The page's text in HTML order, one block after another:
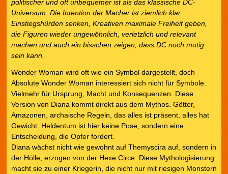
politischer und oft unbequemer ist als das klassische DC-
Universum. Die Intention der Macher ist ziemlich klar:
Einstiegshürden senken, Kreativen maximale Freiheit geben,
die Figuren wieder ungewöhnlich, verletzlich und relevant
machen und auch ein bisschen zeigen, dass DC noch mutig
sein kann.
Wonder Woman wird oft wie ein Symbol dargestellt, doch
Absolute Wonder Woman interessiert sich nicht für Symbole.
Vielmehr für Ursprung, Macht und Konsequenzen. Diese
Version von Diana kommt direkt aus dem Mythos. Götter,
Amazonen, archaische Regeln, das alles ist präsent, alles hat
Gewicht. Heldentum ist hier keine Pose, sondern eine
Entscheidung, die Opfer fordert.
Diana wächst nicht wie gewohnt auf Themyscira auf, sondern in
der Hölle, erzogen von der Hexe Circe. Diese Mythologisierung
macht sie zu einer Kriegerin, die nicht nur mit riesigen Monstern